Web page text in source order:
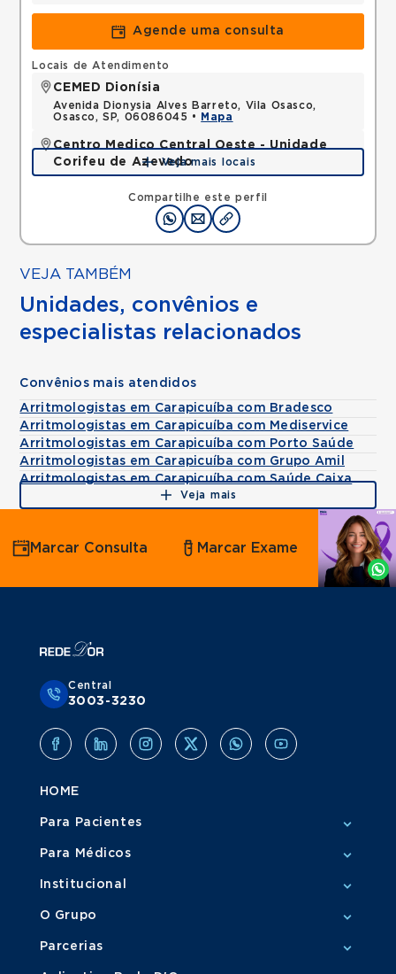
Agende uma consulta
Compartilhe este perfil
Locais de Atendimento
CEMED Dionísia
Avenida Dionysia Alves Barreto, Vila Osasco,
Osasco, SP, 06086045 •
Mapa
Centro Medico Central Oeste - Unidade
Corifeu de Azevedo
Avenida Corifeu de Azevedo Marques, Centro,
Carapicuiba, SP, 06320090 •
Mapa
Veja mais locais
VEJA TAMBÉM
Unidades, convênios e
especialistas relacionados
Convênios mais atendidos
Arritmologistas em Carapicuíba com Bradesco
Arritmologistas em Carapicuíba com Mediservice
Arritmologistas em Carapicuíba com Porto Saúde
Arritmologistas em Carapicuíba com Grupo Amil
Arritmologistas em Carapicuíba com Saúde Caixa
Veja mais
Agende
por
Whatsapp
Marcar Consulta Marcar Exame
Central
3003-3230
HOME
Para Pacientes
Para Médicos
Institucional
O Grupo
Parcerias